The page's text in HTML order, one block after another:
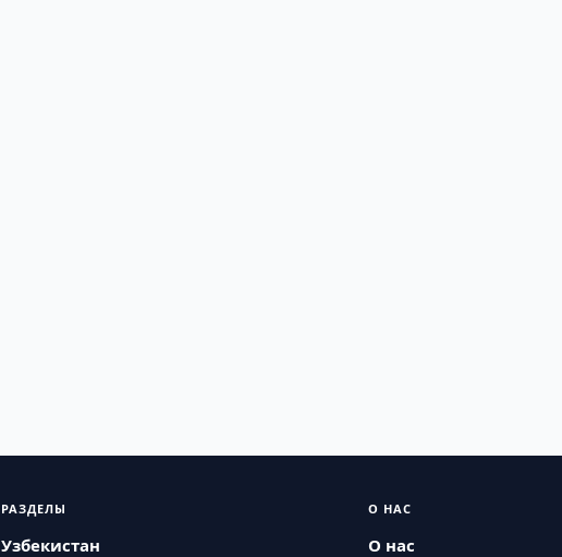
РАЗДЕЛЫ
Узбекистан
О НАС
О нас